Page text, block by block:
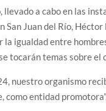
llevado a cabo en las
San Juan del Río,
la igualdad entre
tocarán temas sobre el
nuestro organismo
como entidad